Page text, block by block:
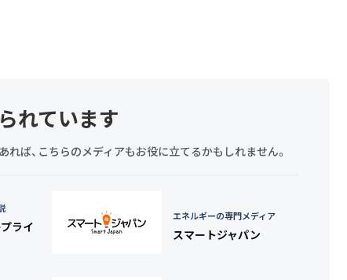
れています
ば、こちらのメディアもお役に立てるかもしれません。
ライ
エネルギーの専門メディア
スマートジャパン